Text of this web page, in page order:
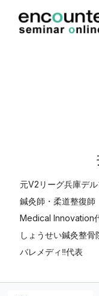
元V2リーグ兵庫デ
鍼灸師・柔道整復師
Medical Innovation
しょうせい鍼灸整骨
バレメディ‼️代表